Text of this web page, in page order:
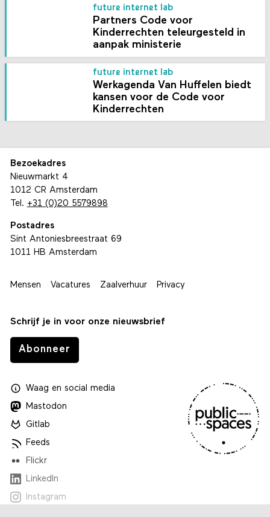
future internet lab
Partners Code voor
Kinderrechten teleurgesteld in
aanpak ministerie
future internet lab
Werkagenda Van Huffelen biedt
kansen voor de Code voor
Kinderrechten
Bezoekadres
Nieuwmarkt 4
1012 CR Amsterdam
Tel. +31 (0)20 5579898
Postadres
Sint Antoniesbreestraat 69
1011 HB Amsterdam
Mensen Vacatures Zaalverhuur Privacy
Schrijf je in voor onze nieuwsbrief
Abonneer
Waagen social media
Mastodon
Gitlab
Feeds
Flickr
LinkedIn
Instagram